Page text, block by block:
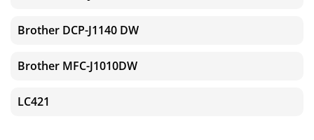
Brother DCP-J1140 DW
Brother MFC-J1010DW
LC421